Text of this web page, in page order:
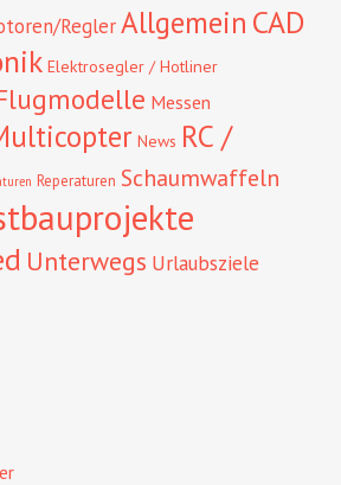
ReglerAllgemein CAD
Elektrosegler / Hotliner
Messen
News RC /
Reperaturen Schaumwaffeln
Unterwegs Urlaubsziele